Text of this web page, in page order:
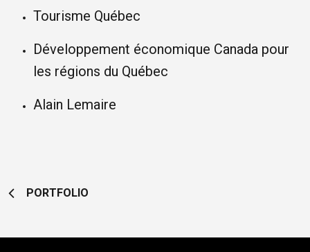
Tourisme Québec
Développement économique Canada pour
les régions du Québec
Alain Lemaire
PORTFOLIO